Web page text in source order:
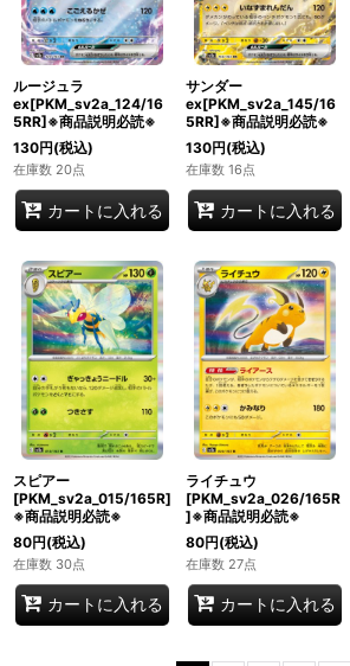
ルージュラ
ex[PKM_sv2a_124/16
5RR]※商品説明必読※
130円(税込)
在庫数 20点
カートに入れる
サンダー
ex[PKM_sv2a_145/16
5RR]※商品説明必読※
130円(税込)
在庫数 16点
カートに入れる
スピアー
[PKM_sv2a_015/165R]
※商品説明必読※
80円(税込)
在庫数 30点
カートに入れる
ライチュウ
[PKM_sv2a_026/165R
]※商品説明必読※
80円(税込)
在庫数 27点
カートに入れる